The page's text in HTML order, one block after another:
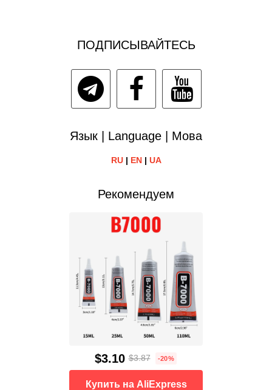
ПОДПИСЫВАЙТЕСЬ
Язык | Language | Мова
RU| EN| UA
Рекомендуем
$3.10 $3.87 -20%
Купить на AliExpress